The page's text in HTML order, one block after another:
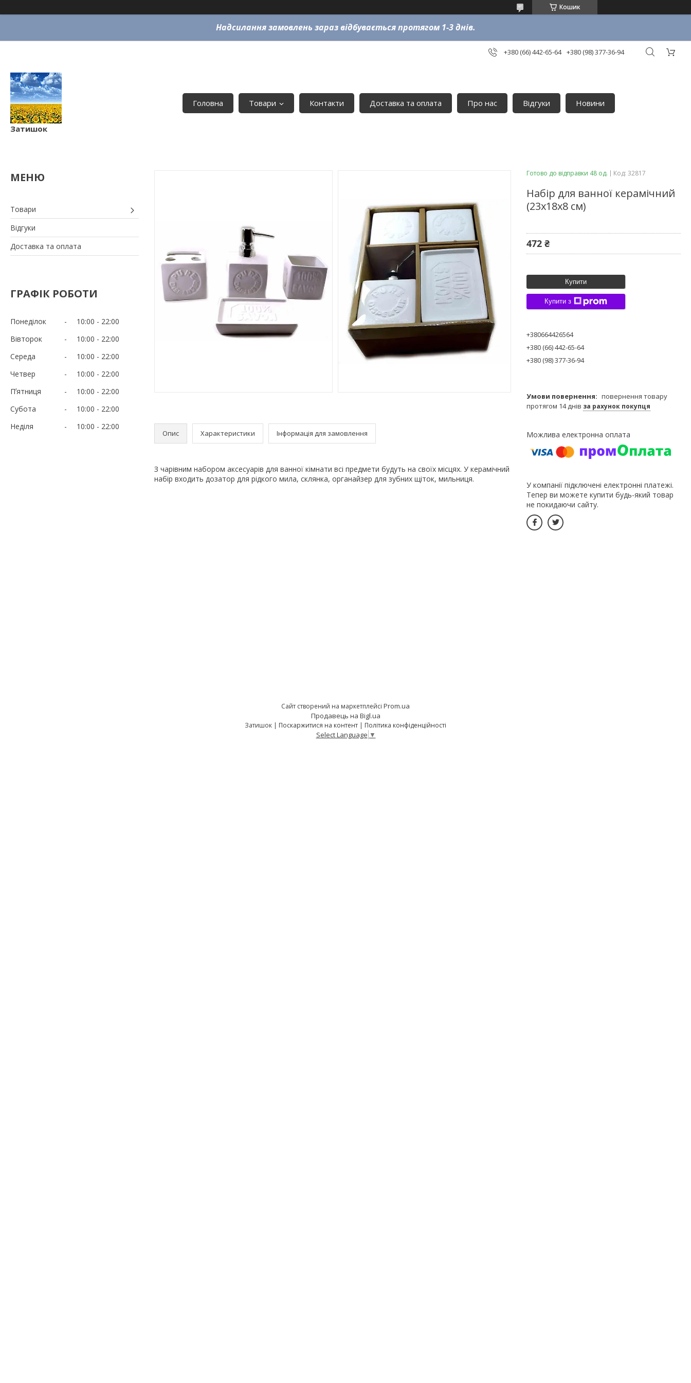
Кошик
Надсилання замовлень зараз відбувається протягом 1-3 днів.
+380 (66) 442-65-64 +380 (98) 377-36-94
Затишок
Головна Товари Контакти Доставка та оплата Про нас Відгуки Новини
Товари
Відгуки
Доставка та оплата
ГРАФІК РОБОТИ
Понеділок 10:00
22:00
Вівторок
10:00
22:00
Середа
10:00
22:00
Четвер
10:00
22:00
Пʼятниця
10:00
22:00
Субота
10:00
22:00
Неділя
10:00 22:00
Опис Характеристики Інформація для замовлення
З чарівним набором аксесуарів для ванної кімнати всі предмети будуть на своїх місцях. У керамічний
набір входить дозатор для рідкого мила, склянка, органайзер для зубних щіток, мильниця.
Готово до відправки 48 од. Код: 32817
Набір для ванної керамічний
(23х18х8 см)
472 ₴
Купити
Купити з
+380664426564
+380 (66) 442-65-64
+380 (98) 377-36-94
повернення товару
протягом 14 днів за рахунок покупця
У компанії підключені електронні платежі.
Тепер ви можете купити будь-який товар
не покидаючи сайту.
Сайт створений на маркетплейсі Prom.ua
Продавець на Bigl.ua
Затишок | Поскаржитися на контент | Політика конфіденційності
Select Language ▼